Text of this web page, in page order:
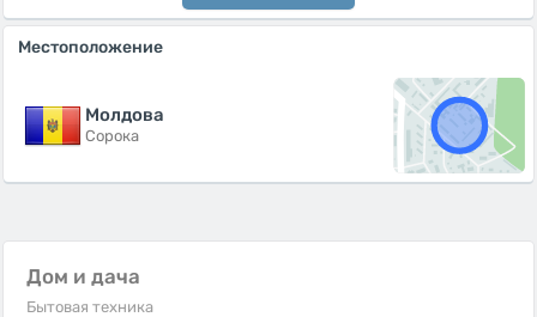
Местоположение
Молдова
Сорока
Дом и дача
Бытовая техника